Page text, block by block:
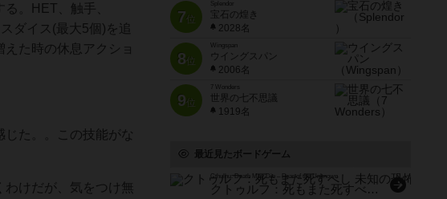
。HET、触手、
ダイス(最大5個)を追
た時の休息アクショ
た。。この技能がな
けだが、気をつけ無
7位
宝石の煌き
2028名
8位
Wingspan
ウイングスパン
2006名
9位
7 Wonders
世界の七不思議
1919名
最近見たボードゲーム
Cthulhu: Death May Die – Fear of the Unknown
クトゥルフ：死もまた死すべし 未知の恐怖